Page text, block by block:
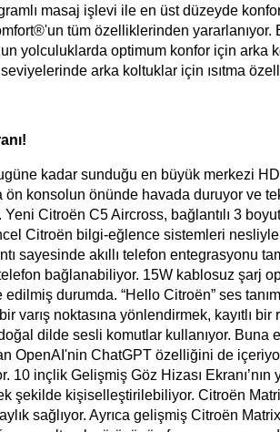
masaj işlevi ile en üst düzeyde
tüm özelliklerinden
yolculuklarda optimum konfor için arka
arka koltuklar için ısıtma
kadar sunduğu en büyük merkezi
ön konsolun önünde havada duruyor ve
Citroën C5 Aircross, bağlantılı 3
Citroën bilgi-eğlence sistemleri nesliyle
sayesinde akıllı telefon entegrasyonu
bağlanabiliyor. 15W kablosuz şarj
durumda. “Hello Citroën” ses
varış noktasına yönlendirmek, kayıtlı
dilde sesli komutlar kullanıyor. Buna
OpenAI'nin ChatGPT özelliğini de
inçlik Gelişmiş Göz Hizası
şekilde kişiselleştirilebiliyor. Citroën
sağlıyor. Ayrıca gelişmiş Citroën